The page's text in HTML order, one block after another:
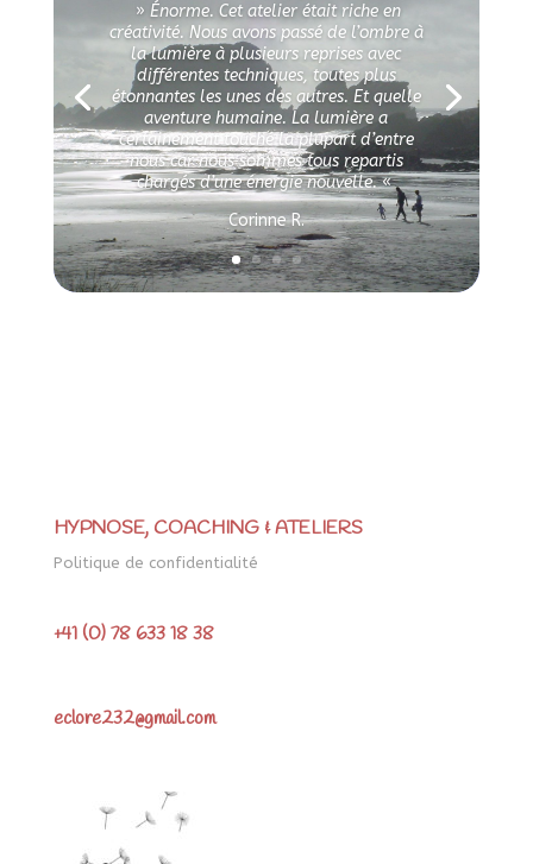
»Énorme. Cet atelier était riche en
créativité. Nous avons passé de l’ombre à
la lumière à plusieurs reprises avec
différentes techniques, toutes plus
étonnantes les unes des autres. Et quelle
aventure humaine. La lumière a
certainement touché la plupart d’entre
nous car nous sommes tous repartis
chargés d’une énergie nouvelle.«
Corinne R.
HYPNOSE, COACHING & ATELIERS
Politique de confidentialité
+41 (0) 78 633 18 38
eclore232@gmail.com